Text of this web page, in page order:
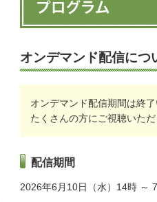
オンデマンド配信につ
オンデマンド配信期間は終
たくさんの方にご視聴いた
配信期間
2026年6月10日（水）14時 ～